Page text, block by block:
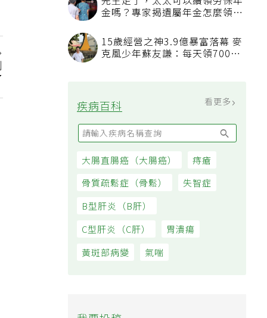
先生走了，太太可以續領勞保年
金嗎？專家揭遺屬年金怎麼領，
15歲經營之神3.9億暴富落幕 麥
克風少年蘇友謙：每天領700元
疾病百科 看更多
大腸直腸癌（大腸癌） 痔瘡
骨質疏鬆症（骨鬆）
失智症
B型肝炎（B肝）
C型肝炎（C肝）
胃潰瘍
黃斑部病變